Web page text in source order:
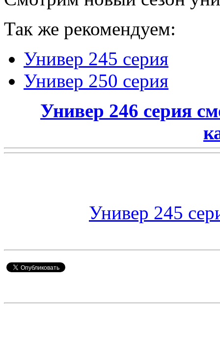
Так же рекомендуем:
Универ 245 серия
Универ 250 серия
Универ 246 серия
Универ 245